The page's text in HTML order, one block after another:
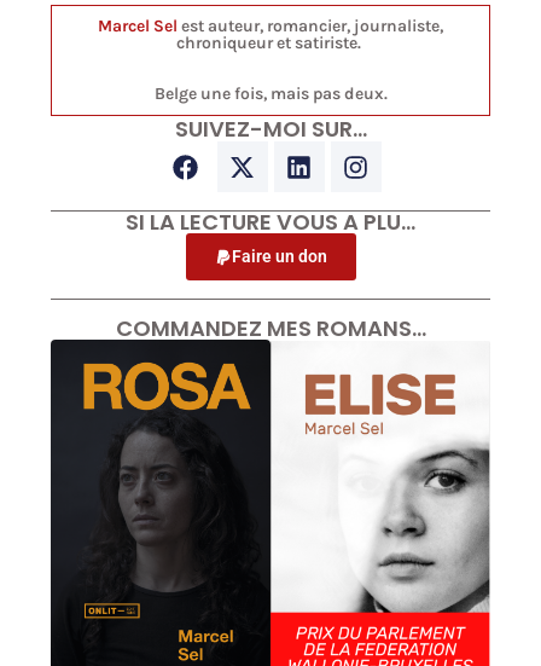
Marcel Sel est auteur, romancier, journaliste,
chroniqueur et satiriste.
Belge une fois, mais pas deux.
SUIVEZ-MOI SUR…
SI LA LECTURE VOUS A PLU…
Faire un don
COMMANDEZ MES ROMANS…